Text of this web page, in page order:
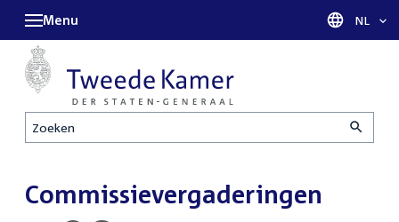
Zoeken
Menu Taal
NL
Commissievergaderingen